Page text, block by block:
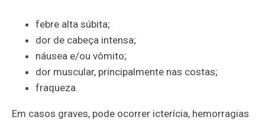
febre alta súbita;
dor de cabeça intensa;
náusea e/ou vômito;
dor muscular, principalmente nas costas;
fraqueza.
Em casos graves, pode ocorrer icterícia, hemorragias